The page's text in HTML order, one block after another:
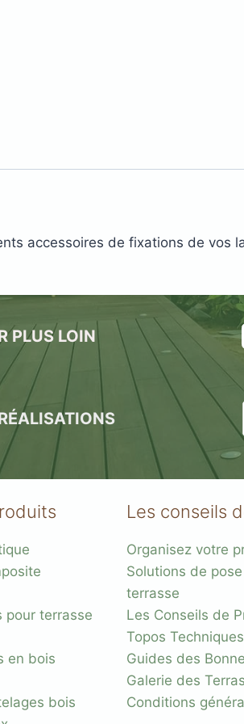
accessoires de fixations de vos
PLUS LOIN
pour terrasse
en bois
bois
Les conseils
Organisez votre
Solutions de
terrasse
Les Conseils de
Topos
Guides des
Galerie des
Conditions